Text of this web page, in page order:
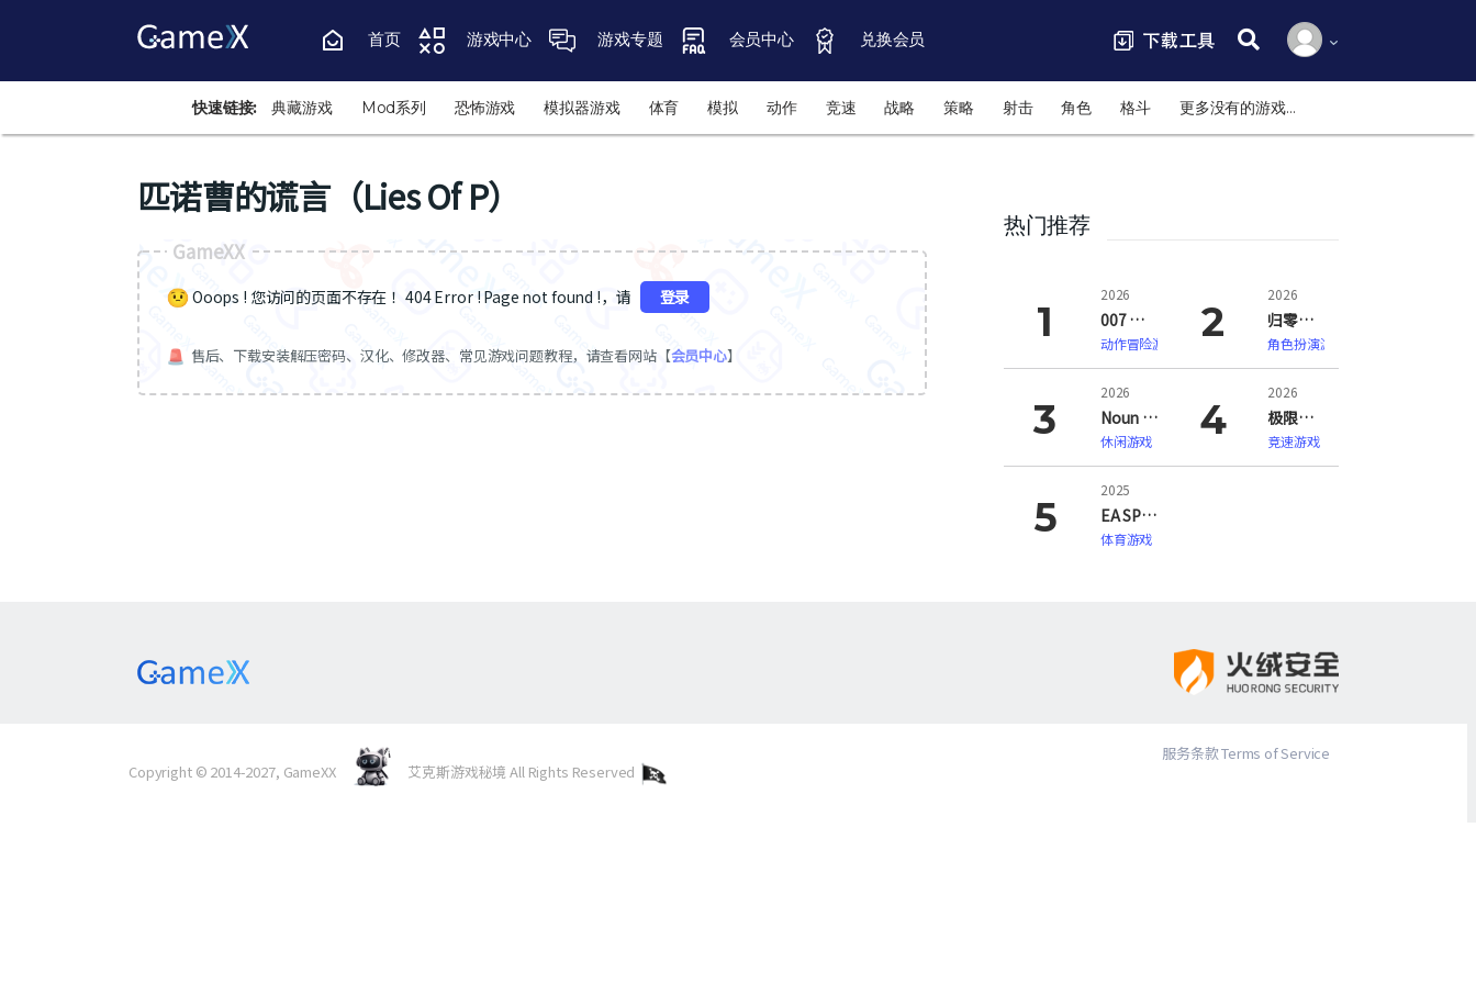
首页 游戏中心 游戏专题 会员中心 兑换会员
搜索:
快速链接: 典藏游戏 Mod系列 恐怖游戏 模拟器游戏 体育 模拟 动作 竞速 战略 策略 射击 角色 格斗 更多没有的游戏…
匹诺曹的谎言（Lies Of P）
GameXX
Ooops ! 您访问的页面不存在 ！404 Error ! Page not found !，请 登录
售后、下载安装解压密码、汉化、修改器、常见游戏问题教程，请查看网站【会员中心】
热门推荐
2026
007 初露锋芒（007 First Light）
动作冒险游戏
2026
归零巡礼：亡谍镇魂曲（ZERO PARADES: For Dead Spies）
角色扮演游戏
2026
Noun Town 语言学习（Noun Town Language Learning）
休闲游戏
2026
极限竞速：地平线6（Forza Horizon 6）
竞速游戏
2025
EA SPORTS FC 26
体育游戏
Copyright © 2014-2027, GameXX 艾克斯游戏秘境 All Rights Reserved
服务条款 Terms of Service